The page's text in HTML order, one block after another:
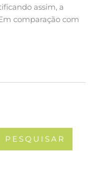
assim, a
comparação com
PESQUISAR